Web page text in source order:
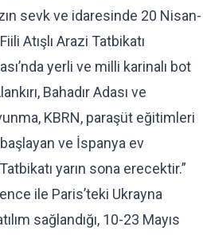
sevk ve idaresinde 20 Nisan-
Atışlı Arazi Tatbikatı
yerli ve milli karinalı bot
Bahadır Adası ve
KBRN, paraşüt eğitimleri
ve İspanya ev
yarın sona erecektir.”
ile Paris’teki Ukrayna
sağlandığı, 10-23 Mayıs